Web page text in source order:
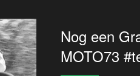
Nog een
MOTO73